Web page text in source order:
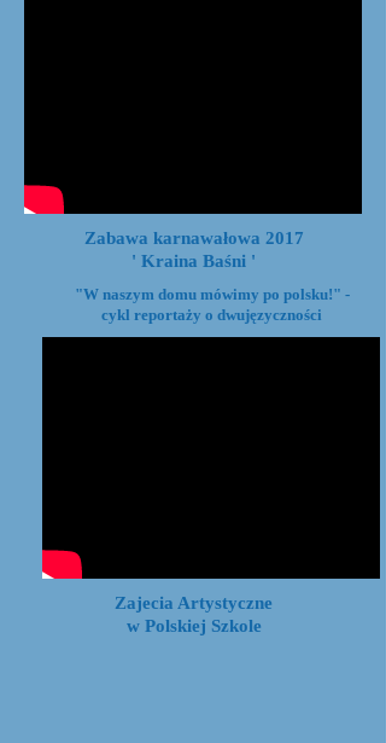
Zabawa karnawałowa 2017
' Kraina Baśni '
"W naszym domu mówimy po polsku!" -
cykl reportaży o dwujęzyczności
Zajecia Artystyczne
w Polskiej Szkole